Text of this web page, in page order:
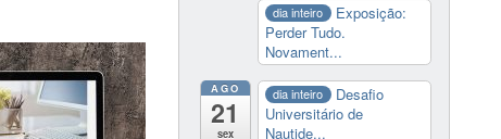
dia inteiro
Exposição:
Perder Tudo.
Novament...
AGO
21
sex
dia inteiro
Desafio
Universitário de
Nautide...